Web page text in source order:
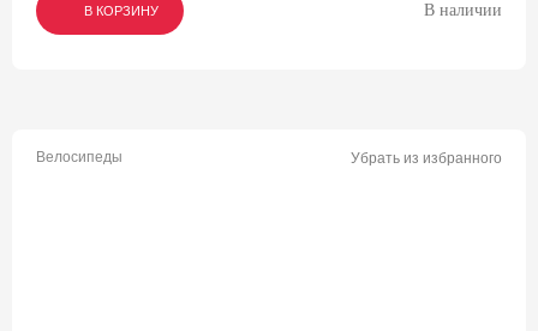
В КОРЗИНУ
В КОРЗИНУ
В КОРЗИНУ В наличии
Велосипеды Убрать из избранного